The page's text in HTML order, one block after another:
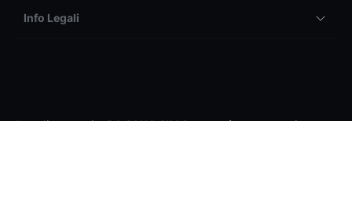
Info Legali
Il trading tramite BG SAXO SIM S.p.a. può generare sia